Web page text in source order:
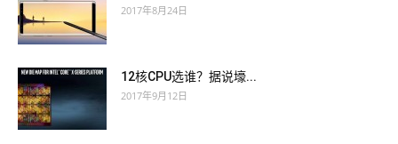
2017年8月24日
12核CPU选谁？据说壕...
2017年9月12日